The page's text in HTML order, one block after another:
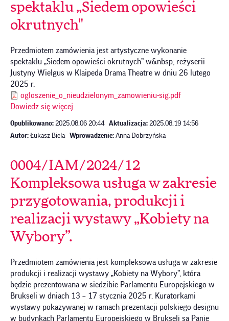
spektaklu „Siedem opowieści
okrutnych"
Przedmiotem zamówienia jest artystyczne wykonanie
spektaklu „Siedem opowieści okrutnych” w&nbsp; reżyserii
Justyny Wielgus w Klaipeda Drama Theatre w dniu 26 lutego
2025 r.
ogloszenie_o_nieudzielonym_zamowieniu-sig.pdf
Dowiedz się więcej
Opublikowano: 2025.08.06 20:44 Aktualizacja: 2025.08.19 14:56
Autor: Łukasz Biela Wprowadzenie: Anna Dobrzyńska
0004/IAM/2024/12
Kompleksowa usługa w zakresie
przygotowania, produkcji i
realizacji wystawy „Kobiety na
Wybory”.
Przedmiotem zamówienia jest kompleksowa usługa w zakresie
produkcji i realizacji wystawy „Kobiety na Wybory”, która
będzie prezentowana w siedzibie Parlamentu Europejskiego w
Brukseli w dniach 13 – 17 stycznia 2025 r. Kuratorkami
wystawy pokazywanej w ramach prezentacji polskiego designu
w budynkach Parlamentu Europejskiego w Brukseli są Panie